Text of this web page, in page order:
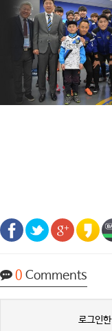
0 Comments
로그인